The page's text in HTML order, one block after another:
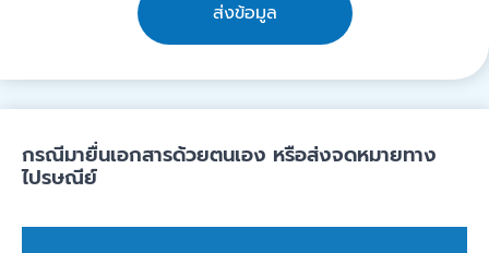
ส่งข้อมูล
กรณีมายื่นเอกสารด้วยตนเอง หรือส่งจดหมายทาง
ไปรษณีย์